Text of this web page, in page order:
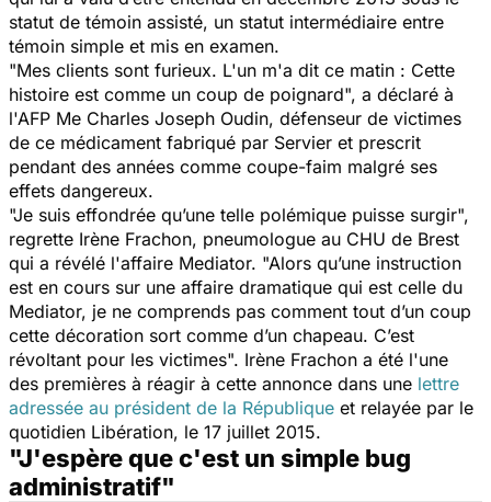
statut de témoin assisté, un statut intermédiaire entre
témoin simple et mis en examen.
"Mes clients sont furieux. L'un m'a dit ce matin : Cette
histoire est comme un coup de poignard", a déclaré à
l'AFP Me Charles Joseph Oudin, défenseur de victimes
de ce médicament fabriqué par Servier et prescrit
pendant des années comme coupe-faim malgré ses
effets dangereux.
"Je suis effondrée qu’une telle polémique puisse surgir",
regrette Irène Frachon, pneumologue au CHU de Brest
qui a révélé l'affaire Mediator. "Alors qu’une instruction
est en cours sur une affaire dramatique qui est celle du
Mediator, je ne comprends pas comment tout d’un coup
cette décoration sort comme d’un chapeau. C’est
révoltant pour les victimes". Irène Frachon a été l'une
des premières à réagir à cette annonce dans une lettre
adressée au président de la République et relayée par le
quotidien Libération, le 17 juillet 2015.
"J'espère que c'est un simple bug
administratif"